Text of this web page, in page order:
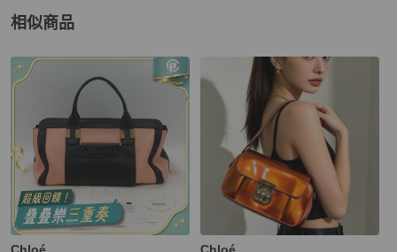
相似商品
更多相似Chloé女包推薦精品